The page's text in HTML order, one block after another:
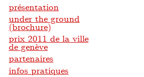
présentation
under the ground
(brochure)
prix 2011 de la ville
de genève
partenaires
infos pratiques